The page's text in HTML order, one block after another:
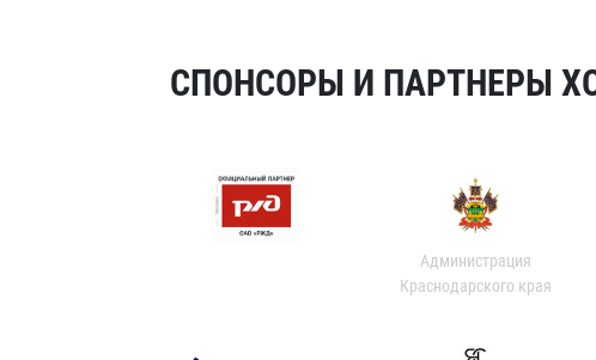
СПОНСОРЫ И ПАРТНЕРЫ
Администрация
Краснодарского края